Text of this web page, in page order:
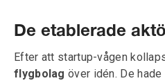
De etablerade
Efter att startup-vågen
flygbolag över idén. De